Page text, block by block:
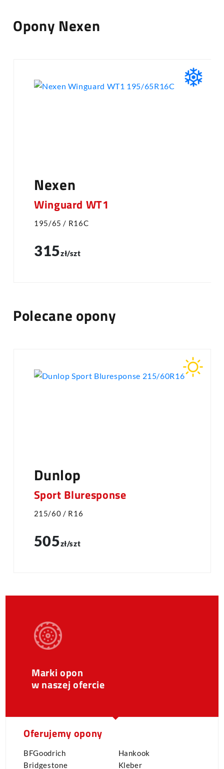
Opony Nexen
Nexen
Winguard WT1
195/65 / R16C
315zł/szt
Polecane opony
Dunlop
Sport Bluresponse
215/60 / R16
505zł/szt
Marki opon
w naszej ofercie
Oferujemy opony
BFGoodrich
Bridgestone
Hankook
Kleber